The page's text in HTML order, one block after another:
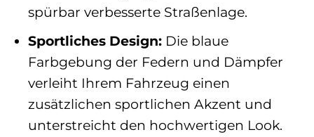
spürbar verbesserte Straßenlage.
Sportliches Design:Die blaue
Farbgebung der Federn und Dämpfer
verleiht Ihrem Fahrzeug einen
zusätzlichen sportlichen Akzent und
unterstreicht den hochwertigen Look.